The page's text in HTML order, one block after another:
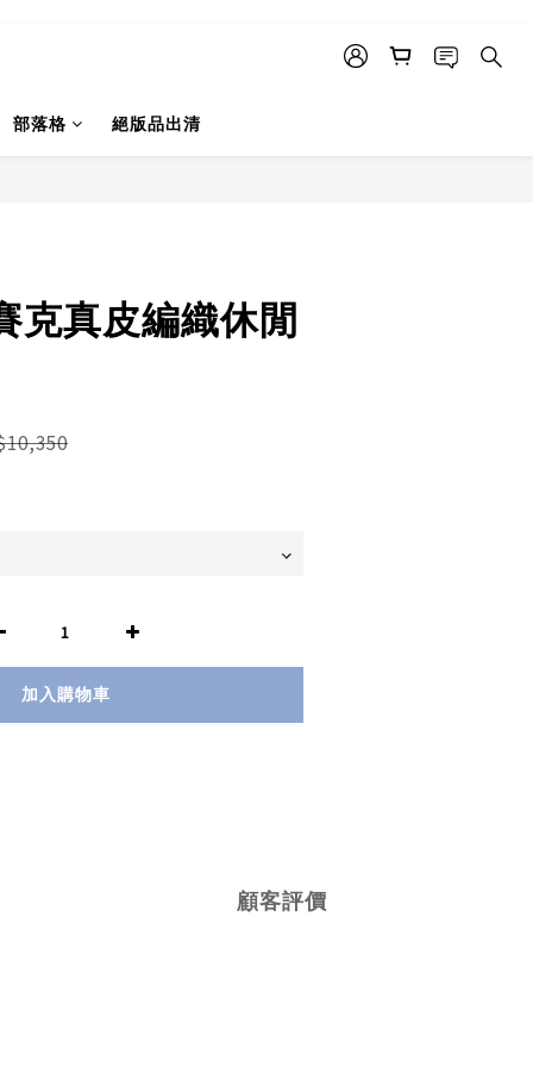
部落格 絕版品出清
克真皮編織休閒
加入購物車
顧客評價